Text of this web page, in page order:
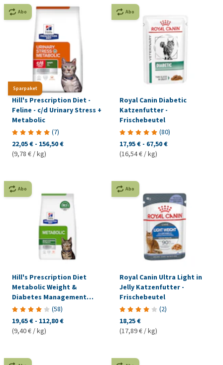
Sparpaket
Abo
Hill's Prescription Diet -
Feline - c/d Urinary Stress +
Metabolic
(7)
22,05 € - 156,50 €
(9,78 € / kg)
Abo
Royal Canin Diabetic
Katzenfutter -
Frischebeutel
(80)
17,95 € - 67,50 €
(16,54 € / kg)
Abo
Hill's Prescription Diet
Metabolic Weight &
Diabetes Management
Katzenfutter - Huhn
(58)
19,65 € - 112,80 €
(9,40 € / kg)
Abo
Royal Canin Ultra Light in
Jelly Katzenfutter -
Frischebeutel
(2)
18,25 €
(17,89 € / kg)